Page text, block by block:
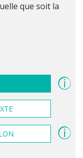
que soit la